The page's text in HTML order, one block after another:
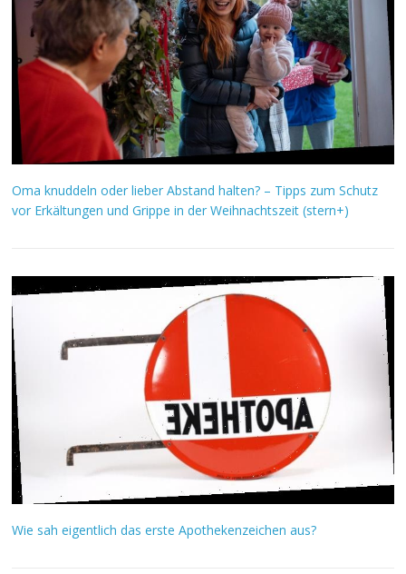
Oma knuddeln oder lieber Abstand halten? – Tipps zum Schutz
vor Erkältungen und Grippe in der Weihnachtszeit (stern+)
Wie sah eigentlich das erste Apothekenzeichen aus?